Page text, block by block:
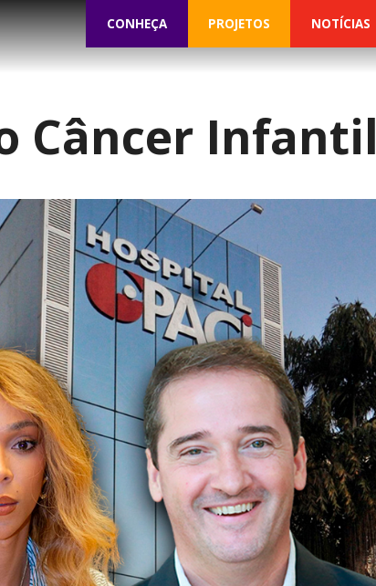
CONHEÇA PROJETOS NOTÍCIAS
Câncer Infantil